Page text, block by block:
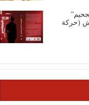
(حركة